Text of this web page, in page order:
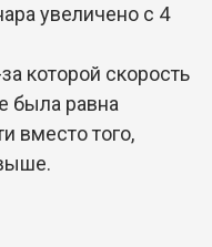
увеличено с 4
которой скорость
была равна
вместо того,